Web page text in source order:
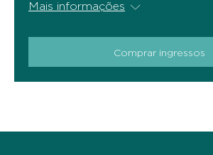
Mais informações
Comprar ingressos